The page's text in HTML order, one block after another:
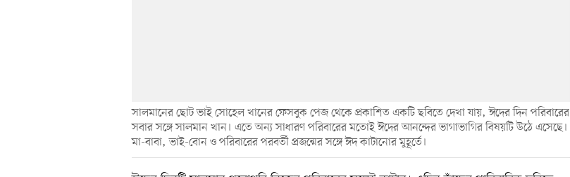
সালমানের ছোট ভাই সোহেল খানের ফেসবুক পেজ থেকে প্রকাশিত একটি ছবিতে দেখা যায়, ঈদের দিন পরিবারের
সবার সঙ্গে সালমান খান। এতে অন্য সাধারণ পরিবারের মতোই ঈদের আনন্দের ভাগাভাগির বিষয়টি উঠে এসেছে।
মা-বাবা, ভাই-বোন ও পরিবারের পরবর্তী প্রজন্মের সঙ্গে ঈদ কাটানোর মুহূর্তে।